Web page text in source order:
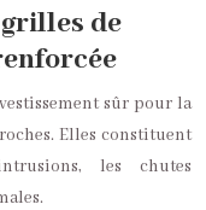
de
sûr pour la
Elles constituent
les chutes